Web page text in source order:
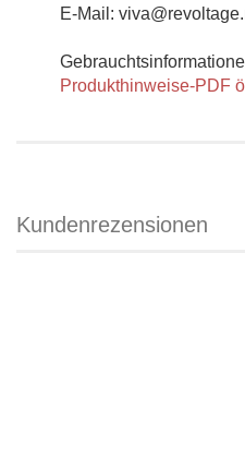
E-Mail:
Produkthinweise-PDF
Kundenrezensionen